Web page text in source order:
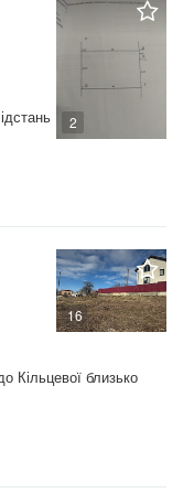
2
16
Кільцевої близько